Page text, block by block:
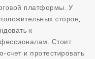
платформы. У
сторон,
к
Стоит
счет и протестировать